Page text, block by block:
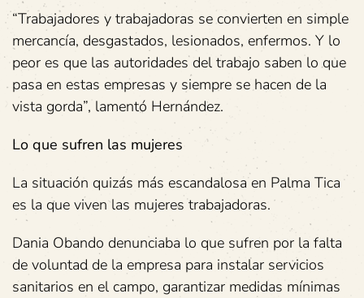
“Trabajadores y trabajadoras se convierten en simple
mercancía, desgastados, lesionados, enfermos. Y lo
peor es que las autoridades del trabajo saben lo que
pasa en estas empresas y siempre se hacen de la
vista gorda”, lamentó Hernández.
Lo que sufren las mujeres
La situación quizás más escandalosa en Palma Tica
es la que viven las mujeres trabajadoras.
Dania Obando denunciaba lo que sufren por la falta
de voluntad de la empresa para instalar servicios
sanitarios en el campo, garantizar medidas mínimas